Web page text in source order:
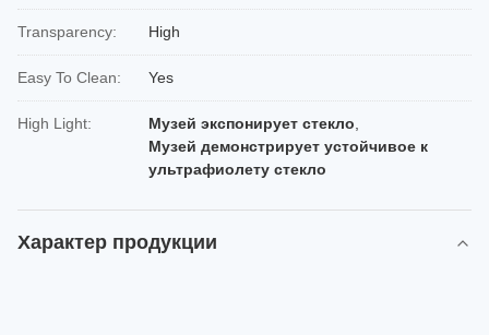
Transparency: High
Easy To Clean: Yes
High Light: Музей экспонирует стекло
Музей демонстрирует устойчивое к
ультрафиолету стекло
Характер продукции